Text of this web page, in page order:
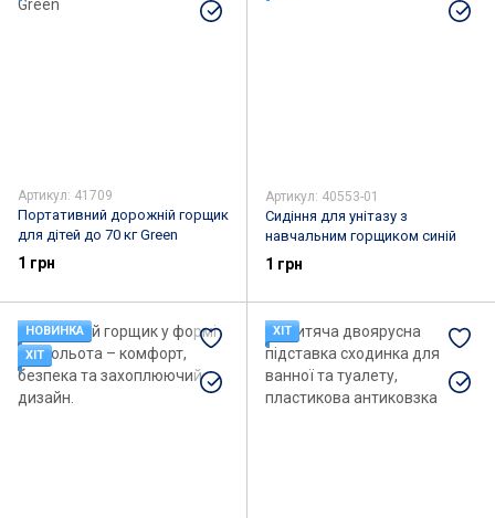
Артикул: 41709
Портативний дорожній горщик
для дітей до 70 кг Green
1 грн
Артикул: 40553-01
Сидіння для унітазу з
навчальним горщиком синій
1 грн
НОВИНКА
ХІТ
ХІТ